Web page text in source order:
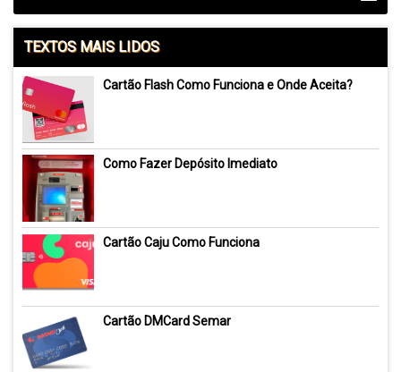
TEXTOS MAIS LIDOS
Cartão Flash Como Funciona e Onde Aceita?
Como Fazer Depósito Imediato
Cartão Caju Como Funciona
Cartão DMCard Semar